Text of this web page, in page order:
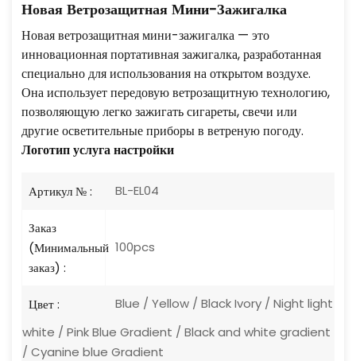
Новая Ветрозащитная Мини-Зажигалка
Новая ветрозащитная мини-зажигалка — это
инновационная портативная зажигалка, разработанная
специально для использования на открытом воздухе.
Она использует передовую ветрозащитную технологию,
позволяющую легко зажигать сигареты, свечи или
другие осветительные приборы в ветреную погоду.
Логотипуслуга настройки
Артикул № : BL-EL04
Заказ
(Минимальный
заказ) :
100pcs
Цвет :
Blue / Yellow / Black Ivory / Night light
white / Pink Blue Gradient / Black and white gradient
/ Cyanine blue Gradient